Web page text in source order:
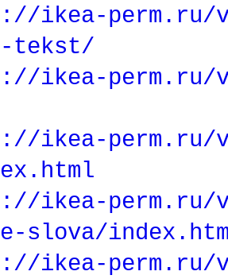
ikea-perm.ru/
tekst/
ikea-
ikea-
ikea-
slova/
ikea-perm.ru/